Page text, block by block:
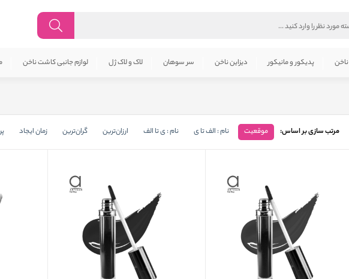
پدیکور و مانیکور دیزاین ناخن سر سوهان لاک و لاک ژل لوازم جانبی کاشت ناخن
مرتب سازی بر اساس: موقعیت نام : الف تا ی نام : ی تا الف ارزان‌ترین گران‌ترین زمان ایجاد